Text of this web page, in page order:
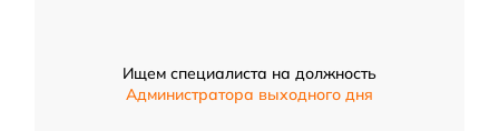
Ищем специалиста на должность
Администратора выходного дня